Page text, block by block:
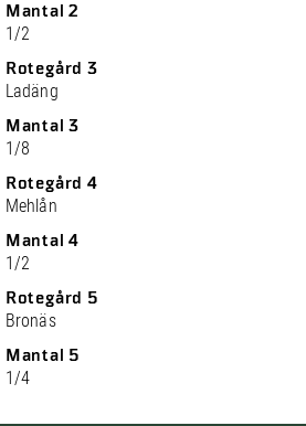
Mantal 2
1/2
Rotegård 3
Ladäng
Mantal 3
1/8
Rotegård 4
Mehlån
Mantal 4
1/2
Rotegård 5
Bronäs
Mantal 5
1/4